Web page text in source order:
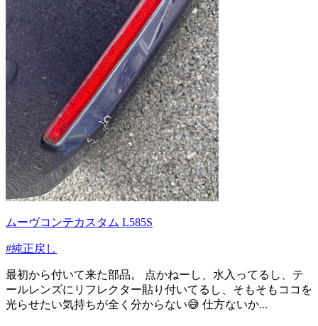
ムーヴコンテカスタム L585S
#純正戻し
最初から付いて来た部品。 点かねーし、水入ってるし、テ
ールレンズにリフレクター貼り付いてるし、そもそもココを
光らせたい気持ちが全く分からない😅 仕方ないか...